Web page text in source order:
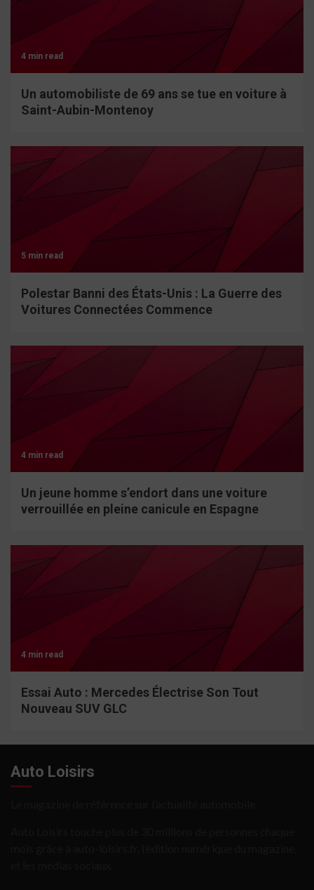
4 min read
Un automobiliste de 69 ans se tue en voiture à
Saint-Aubin-Montenoy
5 min read
Polestar Banni des États-Unis : La Guerre des
Voitures Connectées Commence
4 min read
Un jeune homme s’endort dans une voiture
verrouillée en pleine canicule en Espagne
4 min read
Essai Auto : Mercedes Électrise Son Tout
Nouveau SUV GLC
Auto Loisirs